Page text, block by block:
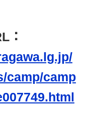
：
camp/camp